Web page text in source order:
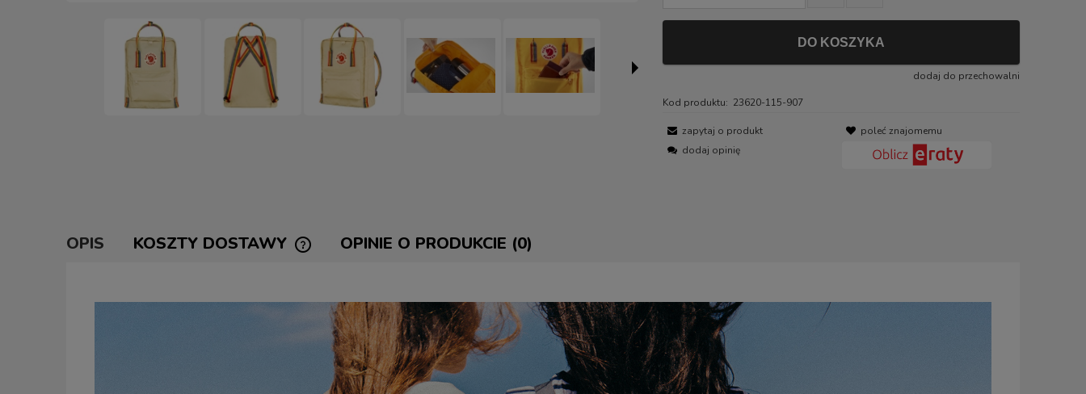
DO KOSZYKA
dodaj do przechowalni
Kod produktu: 23620-115-907
zapytaj o produkt
poleć znajomemu
dodaj opinię
OPIS KOSZTY DOSTAWY
KOSZTÓW PŁATNOŚCI
OPINIE O PRODUKCIE (0)